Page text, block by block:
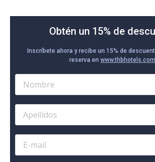
Obtén un 15% de
Inscríbete ahora y recibe un 15% de
reserva en www.thbhotels.com